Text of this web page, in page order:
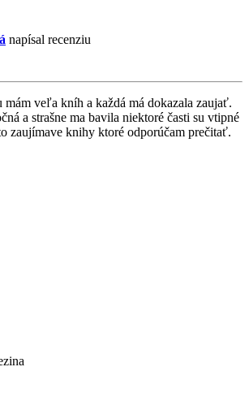
napísal recenziu
mám veľa kníh a každá má dokazala zaujať.
a strašne ma bavila niektoré časti su vtipné
zaujímave knihy ktoré odporúčam prečitať.